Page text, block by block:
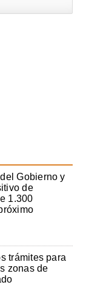
Gobierno y
de
1.300
trámites para
zonas de